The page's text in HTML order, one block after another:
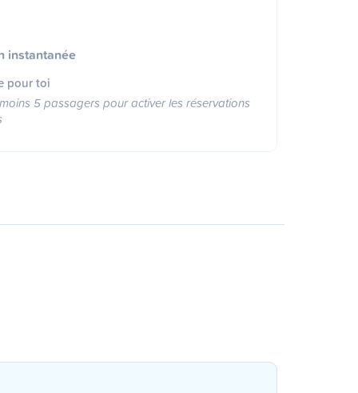
instantanée
pour toi
5 passagers pour activer les réservations